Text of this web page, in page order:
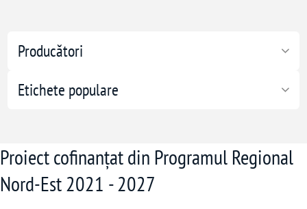
Producători
Etichete populare
Proiect cofinanțat din Programul Regional
Nord-Est 2021 - 2027